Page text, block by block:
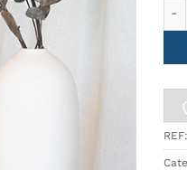
REF: